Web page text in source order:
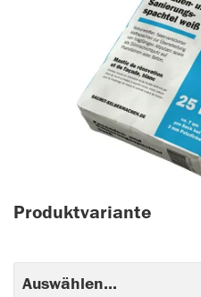
Produktvariante